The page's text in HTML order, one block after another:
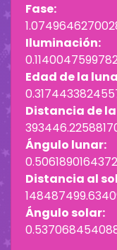
Fase:
Iluminación:
Edad de la
Distancia de
Ángulo lunar:
Distancia al
Ángulo solar: